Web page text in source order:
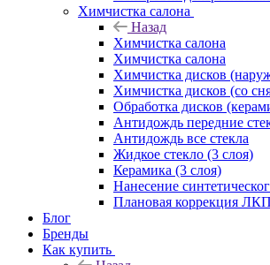
Химчистка салона
Назад
Химчистка салона
Химчистка салона
Химчистка дисков
Химчистка дисков (со
Обработка дисков
Антидождь передние
Антидождь все стекла
Жидкое стекло (3 слоя)
Керамика (3 слоя)
Нанесение
Плановая коррекция ЛКП
Блог
Бренды
Как купить